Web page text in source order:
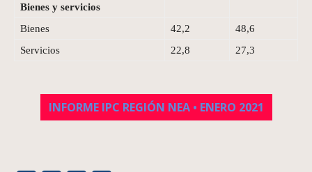
Bienes y servicios
Bienes
42,2
48,6
Servicios
22,8 27,3
INFORME IPC REGIÓN NEA • ENERO 2021